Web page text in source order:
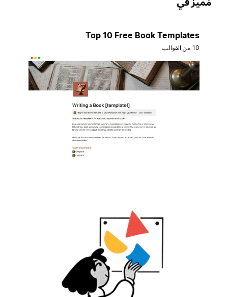
Top 10 Free Book Templates